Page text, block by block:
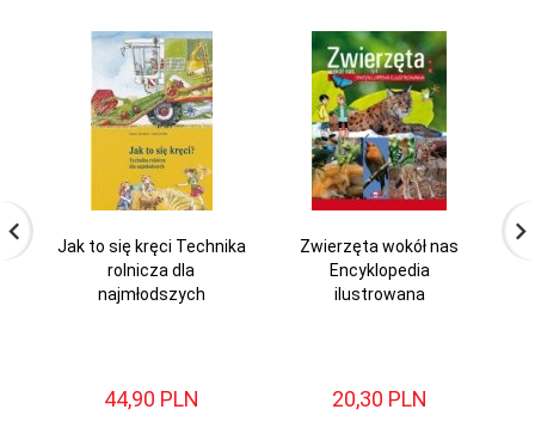
Jak to się kręci Technika
rolnicza dla
najmłodszych
44,90 PLN
Zwierzęta wokół nas
Encyklopedia
ilustrowana
20,30 PLN